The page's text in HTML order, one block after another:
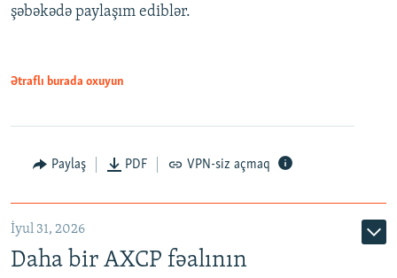
şəbəkədə paylaşım ediblər.
Ətraflı burada oxuyun
Paylaş PDF VPN-siz açmaq
İyul 31, 2026
Daha bir AXCP fəalının